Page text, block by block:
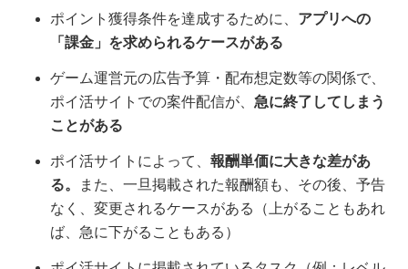
ポイント獲得条件を達成するために、 アプリへの
「課金」を求められるケースがある
ゲーム運営元の広告予算・配布想定数等の関係で、
ポイ活サイトでの案件配信が、 急に終了してしまう
ことがある
ポイ活サイトによって、 報酬単価に大きな差があ
る。
また、一旦掲載された報酬額も、その後、予告
なく、変更されるケースがある（上がることもあれ
ば、急に下がることもある）